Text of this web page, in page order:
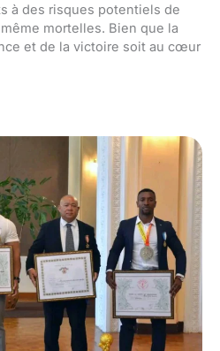
à des risques potentiels de
mortelles. Bien que la
et de la victoire soit au cœur